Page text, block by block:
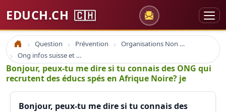
EDUCH.CH 🇨🇭
Accueil Question Prévention
Organisations Non Gouvernementales
Ong infos suisse et à l'étranger
Bonjour, peux-tu me dire si tu connais des ONG qui
recrutent des éducs spés en Afrique Noire? je
Bonjour, peux-tu me dire si tu connais des